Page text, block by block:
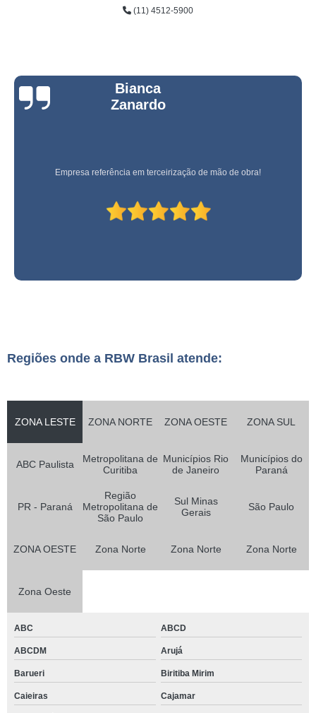
(11) 4512-5900
Bianca
Zanardo
Empresa referência em terceirização de mão de obra!
Regiões onde a RBW Brasil atende:
ZONA LESTE ZONA NORTE ZONA OESTE ZONA SUL
ABC Paulista
Metropolitana de
Curitiba
Municípios Rio
de Janeiro
Municípios do
Paraná
PR - Paraná
Região
Metropolitana de
São Paulo
Sul Minas
Gerais
São Paulo
ZONA OESTE Zona Norte Zona Norte Zona Norte
Zona Oeste
ABC ABCD
ABCDM Arujá
Barueri Biritiba Mirim
Caieiras Cajamar